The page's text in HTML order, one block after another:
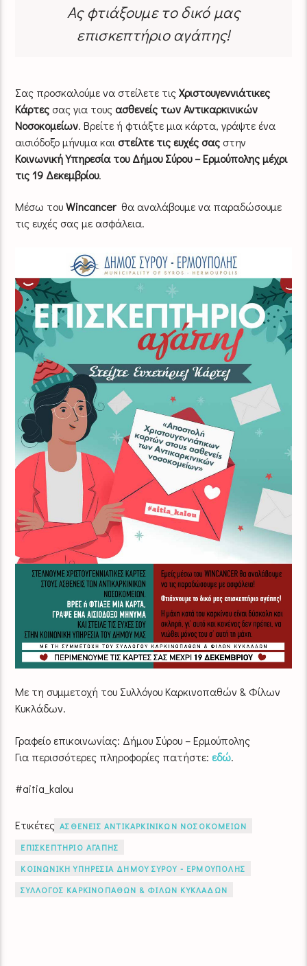
Ας φτιάξουμε το δικό μας
επισκεπτήριο αγάπης!
Σας προσκαλούμε να στείλετε τιςΧριστουγεννιάτικες
Κάρτες σας για τους ασθενείς των Αντικαρκινικών
Νοσοκομείων. Βρείτε ή φτιάξτε μια κάρτα, γράψτε ένα
αισιόδοξο μήνυμα καιστείλτε τις ευχές σας στην
Κοινωνική Υπηρεσία του Δήμου Σύρου – Ερμούπολης μέχρι
τις 19 Δεκεμβρίου.
Μέσω τουWincancerθα αναλάβουμε να παραδώσουμε
τις ευχές σας με ασφάλεια.
Με τη συμμετοχή του Συλλόγου Καρκινοπαθών & Φίλων
Κυκλάδων.
Γραφείο επικοινωνίας: Δήμου Σύρου – Ερμούπολης
Για περισσότερες πληροφορίες πατήστε: εδώ.
#aitia_kalou
Ετικέτες ΑΣΘΕΝΕΙΣ ΑΝΤΙΚΑΡΚΙΝΙΚΩΝ ΝΟΣΟΚΟΜΕΙΩΝ
ΕΠΙΣΚΕΠΤΗΡΙΟ ΑΓΑΠΗΣ
ΚΟΙΝΩΝΙΚΗ ΥΠΗΡΕΣΙΑ ΔΗΜΟΥ ΣΥΡΟΥ - ΕΡΜΟΥΠΟΛΗΣ
ΣΥΛΛΟΓΟΣ ΚΑΡΚΙΝΟΠΑΘΩΝ & ΦΙΛΩΝ ΚΥΚΛΑΔΩΝ